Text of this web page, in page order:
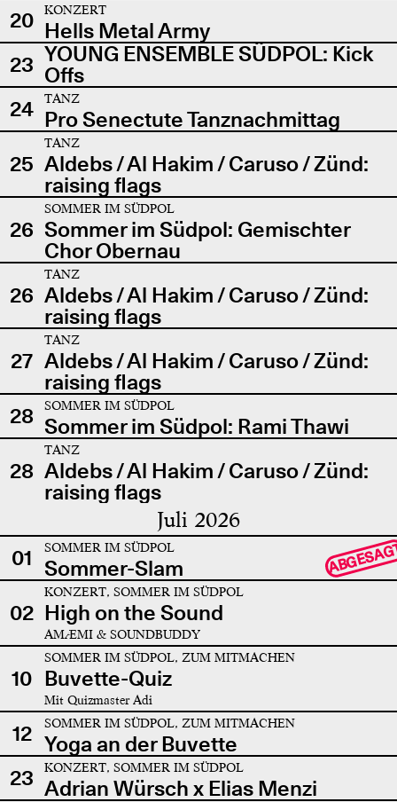
20
KONZERT
Hells Metal Army
23 YOUNG ENSEMBLE SÜDPOL: Kick
Offs
24
TANZ
Pro Senectute Tanznachmittag
25
TANZ
Aldebs / Al Hakim / Caruso / Zünd:
raising flags
26
SOMMER IM SÜDPOL
Sommer im Südpol: Gemischter
Chor Obernau
26
TANZ
Aldebs / Al Hakim / Caruso / Zünd:
raising flags
27
TANZ
Aldebs / Al Hakim / Caruso / Zünd:
raising flags
28
SOMMER IM SÜDPOL
Sommer im Südpol: Rami Thawi
28
TANZ
Aldebs / Al Hakim / Caruso / Zünd:
raising flags
Juli 2026
01 SOMMER IM SÜDPOL
Sommer-Slam
02
KONZERT, SOMMER IM SÜDPOL
High on the Sound
AMÆMI & SOUNDBUDDY
10
SOMMER IM SÜDPOL, ZUM MITMACHEN
Buvette-Quiz
Mit Quizmaster Adi
12 SOMMER IM SÜDPOL, ZUM MITMACHEN
Yoga an der Buvette
23
KONZERT, SOMMER IM SÜDPOL
Adrian Würsch x Elias Menzi